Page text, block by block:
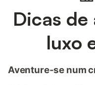
Dicas
luxo
Aventure-se num